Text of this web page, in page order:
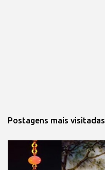
Postagens mais visitadas